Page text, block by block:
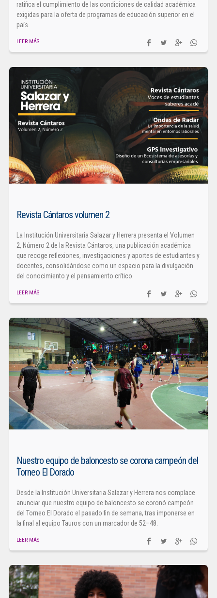
ratifica el cumplimiento de las condiciones de calidad académica
exigidas para la oferta de programas de educación superior en el
país.
LEER MÁS
Revista Cántaros volumen 2
La Institución Universitaria Salazar y Herrera presenta el Volumen
2, Número 2 de la Revista Cántaros, una publicación académica
que recoge reflexiones, investigaciones y aportes de estudiantes y
docentes, consolidándose como un espacio para la divulgación
del conocimiento y el pensamiento crítico.
LEER MÁS
Nuestro equipo de baloncesto se corona campeón del
Torneo El Dorado
Desde la Institución Universitaria Salazar y Herrera nos complace
anunciar que nuestro equipo de baloncesto se coronó campeón
del Torneo El Dorado el pasado fin de semana, tras imponerse en
la final al equipo Tauros con un marcador de 52–48.
LEER MÁS